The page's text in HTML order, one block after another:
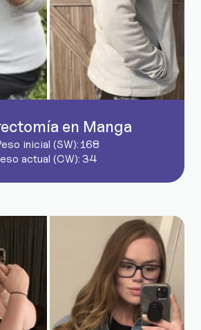
en Manga
inicial (SW):
actual (CW):
168
34